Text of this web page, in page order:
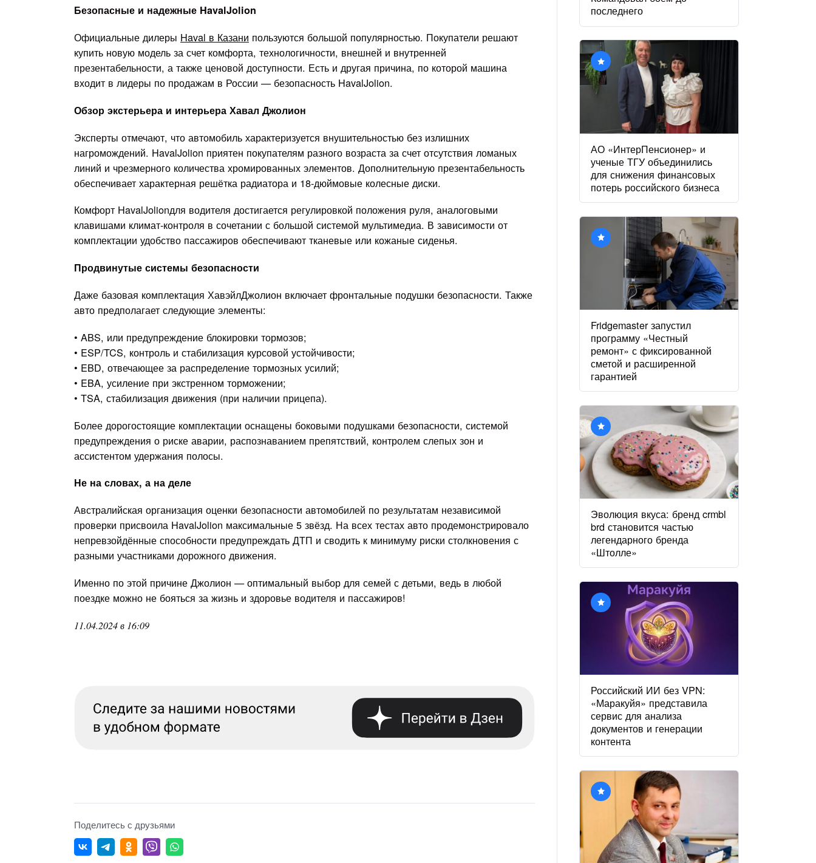
Безопасные и надежные HavalJolion
Официальные дилеры Haval в Казани пользуются большой популярностью. Покупатели решают
купить новую модель за счет комфорта, технологичности, внешней и внутренней
презентабельности, а также ценовой доступности. Есть и другая причина, по которой машина
входит в лидеры по продажам в России — безопасность HavalJolion.
Обзор экстерьера и интерьера Хавал Джолион
Эксперты отмечают, что автомобиль характеризуется внушительностью без излишних
нагромождений. HavalJolion приятен покупателям разного возраста за счет отсутствия ломаных
линий и чрезмерного количества хромированных элементов. Дополнительную презентабельность
обеспечивает характерная решётка радиатора и 18-дюймовые колесные диски.
Комфорт HavalJolionдля водителя достигается регулировкой положения руля, аналоговыми
клавишами климат-контроля в сочетании с большой системой мультимедиа. В зависимости от
комплектации удобство пассажиров обеспечивают тканевые или кожаные сиденья.
Продвинутые системы безопасности
Даже базовая комплектация ХавэйлДжолион включает фронтальные подушки безопасности. Также
авто предполагает следующие элементы:
• ABS, или предупреждение блокировки тормозов;
• ESP/TCS, контроль и стабилизация курсовой устойчивости;
• EBD, отвечающее за распределение тормозных усилий;
• EBA, усиление при экстренном торможении;
• TSA, стабилизация движения (при наличии прицепа).
Более дорогостоящие комплектации оснащены боковыми подушками безопасности, системой
предупреждения о риске аварии, распознаванием препятствий, контролем слепых зон и
ассистентом удержания полосы.
Не на словах, а на деле
Австралийская организация оценки безопасности автомобилей по результатам независимой
проверки присвоила HavalJolion максимальные 5 звёзд. На всех тестах авто продемонстрировало
непревзойдённые способности предупреждать ДТП и сводить к минимуму риски столкновения с
разными участниками дорожного движения.
Именно по этой причине Джолион — оптимальный выбор для семей с детьми, ведь в любой
поездке можно не бояться за жизнь и здоровье водителя и пассажиров!
11.04.2024 в 16:09
Поделитесь с друзьями
последнего
АО «ИнтерПенсионер» и
ученые ТГУ объединились
для снижения финансовых
потерь российского бизнеса
Fridgemaster запустил
программу «Честный
ремонт» с фиксированной
сметой и расширенной
гарантией
Эволюция вкуса: бренд crmbl
brd становится частью
легендарного бренда
«Штолле»
Российский ИИ без VPN:
«Маракуйя» представила
сервис для анализа
документов и генерации
контента